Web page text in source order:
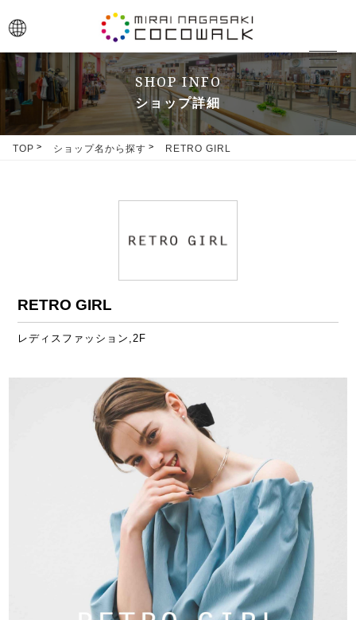
toggle
SHOP INFO
ショップ詳細
TOP ショップ名から探す RETRO GIRL
RETRO GIRL
レディスファッション,2F